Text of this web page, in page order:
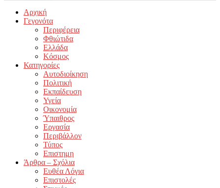
Facebook
Twitter
Instagram
Youtube
Email
Αρχική
Γεγονότα
Περιφέρεια
Φθιώτιδα
Ελλάδα
Κόσμος
Κατηγορίες
Αυτοδιοίκηση
Πολιτική
Εκπαίδευση
Υγεία
Οικονομία
Ύπαιθρος
Εργασία
Περιβάλλον
Τύπος
Επιστημη
Άρθρα – Σχόλια
Ευθέα Λόγια
Επιστολές